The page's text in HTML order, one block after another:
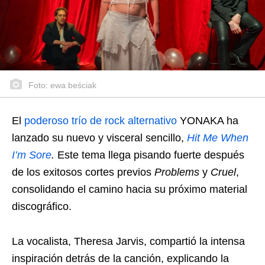
Foto: ewa beściak
El poderoso trío de rock alternativo YONAKA ha
lanzado su nuevo y visceral sencillo, Hit Me When
I’m Sore. Este tema llega pisando fuerte después
de los exitosos cortes previos Problems y Cruel,
consolidando el camino hacia su próximo material
discográfico.
La vocalista, Theresa Jarvis, compartió la intensa
inspiración detrás de la canción, explicando la